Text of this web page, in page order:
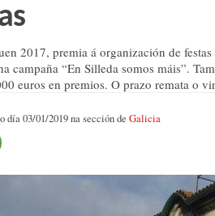
2017, premia á organización de
campaña “En Silleda somos máis”.
euros en premios. O prazo remata o
o día 03/01/2019 na sección de Galicia